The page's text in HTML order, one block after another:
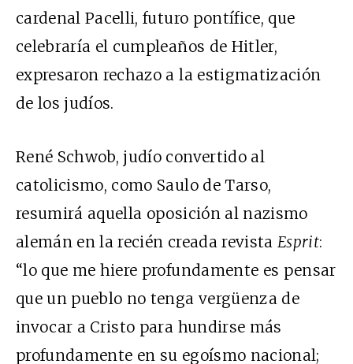
cardenal Pacelli, futuro pontífice, que
celebraría el cumpleaños de Hitler,
expresaron rechazo a la estigmatización
de los judíos.
René Schwob, judío convertido al
catolicismo, como Saulo de Tarso,
resumirá aquella oposición al nazismo
alemán en la recién creada revista Esprit:
“lo que me hiere profundamente es pensar
que un pueblo no tenga vergüenza de
invocar a Cristo para hundirse más
profundamente en su egoísmo nacional;